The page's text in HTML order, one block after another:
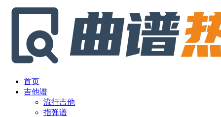
首页
吉他谱
流行吉他
指弹谱